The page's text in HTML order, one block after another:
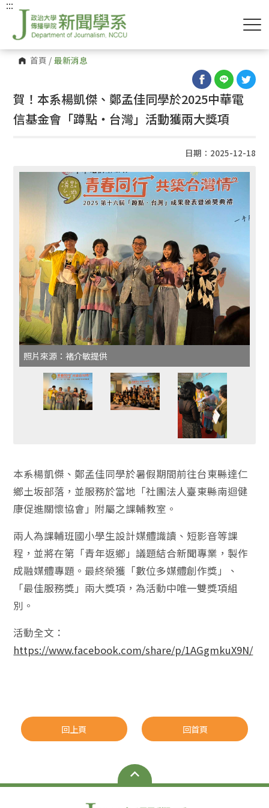
首頁 / 最新消息
:::
賀！本系楊凱傑、鄭孟佳同學於2025中華電
信基金會「蹲點‧台灣」活動獲兩大獎項
日期：2025-12-18
照片來源：褚介敏提供
本系楊凱傑、鄭孟佳同學於暑假期間前往台東縣達仁
鄉土坂部落，並服務於當地「社團法人臺東縣南迴健
康促進關懷協會」附屬之課輔教室。
兩人為課輔班國小學生設計媒體識讀、短影音等課
程，並將在第「青年返鄉」議題結合新聞專業，製作
成融媒體專題。最終榮獲「數位多媒體創作獎」、
「最佳服務獎」兩大獎項，為活動中唯一雙獎項組
別。
活動全文：
https://www.facebook.com/share/p/1AGgmkuX9N/
回上頁 回首頁